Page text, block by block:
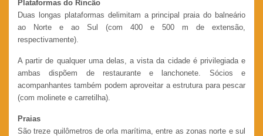
Plataformas do Rincão
Duas longas plataformas delimitam a principal praia do balneário
ao Norte e ao Sul (com 400 e 500 m de extensão,
respectivamente).
A partir de qualquer uma delas, a vista da cidade é privilegiada e
ambas dispõem de restaurante e lanchonete. Sócios e
acompanhantes também podem aproveitar a estrutura para pescar
(com molinete e carretilha).
Praias
São treze quilômetros de orla marítima, entre as zonas norte e sul